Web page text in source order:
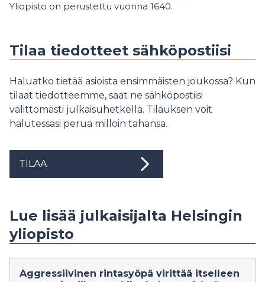
Yliopisto on perustettu vuonna 1640.
Tilaa tiedotteet sähköpostiisi
Haluatko tietää asioista ensimmäisten joukossa? Kun
tilaat tiedotteemme, saat ne sähköpostiisi
välittömästi julkaisuhetkellä. Tilauksen voit
halutessasi perua milloin tahansa.
TILAA
Lue lisää julkaisijalta Helsingin
yliopisto
Aggressiivinen rintasyöpä virittää itselleen